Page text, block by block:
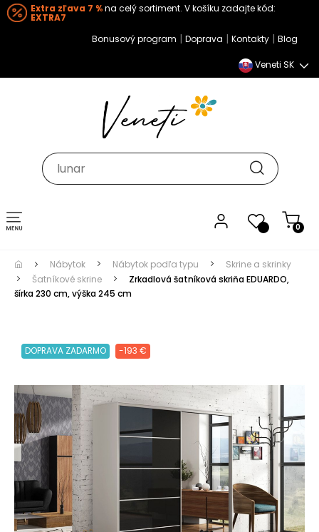
Extra zľava 7 %na celý sortiment. V košíku zadajte kód:
EXTRA7
Bonusový program | Doprava | Kontakty | Blog
Veneti SK
0
Toggle navigation
Nábytok Nábytok podľa typu
Skrine a skrinky
Šatníkové skrine
Zrkadlová šatníková skriňa EDUARDO,
šírka 230 cm, výška 245 cm
DOPRAVA ZADARMO -193 €